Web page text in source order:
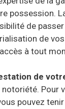
possession.
de
de
à tout
de
Pour
pouvez